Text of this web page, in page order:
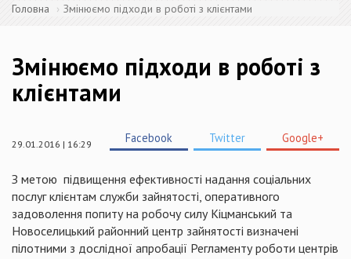
Головна Змінюємо підходи в роботі з клієнтами
Змінюємо підходи в роботі з
клієнтами
29.01.2016 | 16:29 Facebook Twitter Google+
З метою підвищення ефективності надання соціальних
послуг клієнтам служби зайнятості, оперативного
задоволення попиту на робочу силу Кіцманський та
Новоселицький районний центр зайнятості визначені
пілотними з дослідної апробації Регламенту роботи центрів